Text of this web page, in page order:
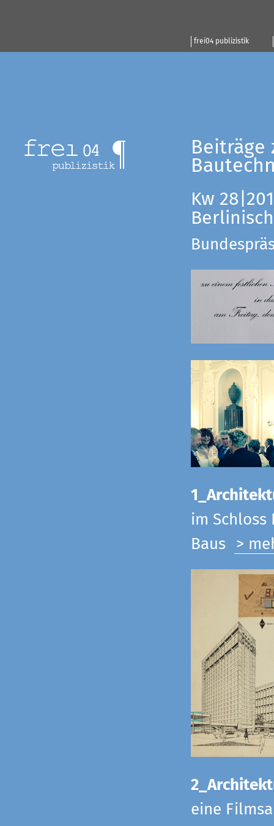
frei04 publizistik
Beiträge
Kw
im Schloss
Baus
>
eine